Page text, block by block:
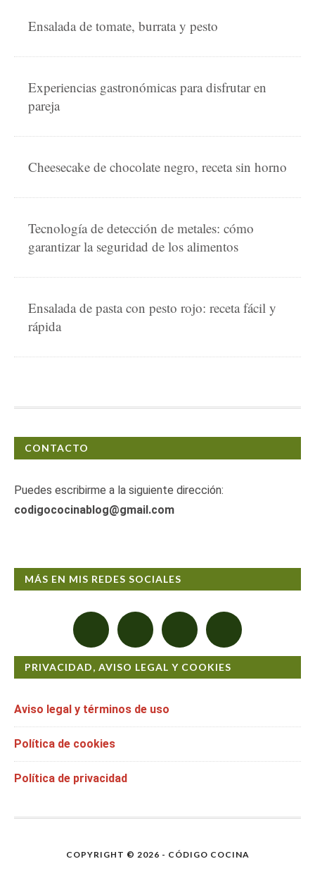
Ensalada de tomate, burrata y pesto
Experiencias gastronómicas para disfrutar en
pareja
Cheesecake de chocolate negro, receta sin horno
Tecnología de detección de metales: cómo
garantizar la seguridad de los alimentos
Ensalada de pasta con pesto rojo: receta fácil y
rápida
CONTACTO
Puedes escribirme a la siguiente dirección:
codigococinablog@gmail.com
MÁS EN MIS REDES SOCIALES
PRIVACIDAD, AVISO LEGAL Y COOKIES
Aviso legal y términos de uso
Política de cookies
Política de privacidad
COPYRIGHT © 2026 - CÓDIGO COCINA